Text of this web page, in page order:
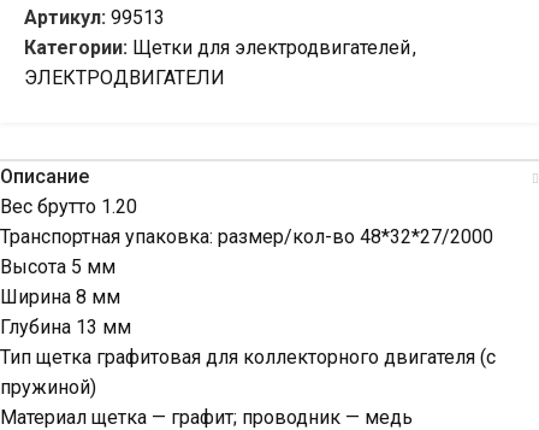
Артикул: 99513
Категории: Щетки для электродвигателей,
ЭЛЕКТРОДВИГАТЕЛИ
Описание
Вес брутто 1.20
Транспортная упаковка: размер/кол-во 48*32*27/2000
Высота 5 мм
Ширина 8 мм
Глубина 13 мм
Тип щетка графитовая для коллекторного двигателя (с
пружиной)
Материал щетка — графит; проводник — медь